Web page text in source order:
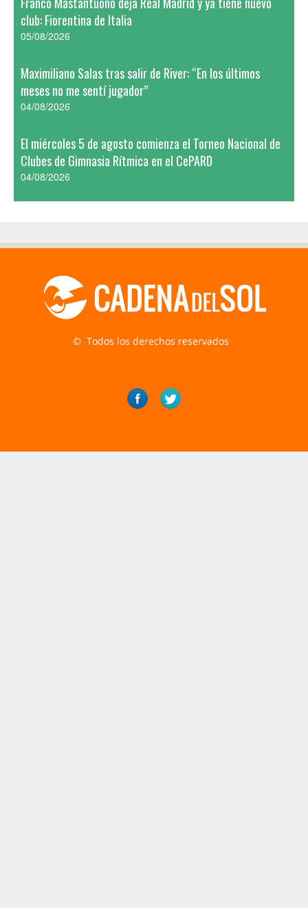
club: Fiorentina de Italia
05/08/2026
Maximiliano Salas tras salir de River: “En los últimos
meses no me sentí jugador”
04/08/2026
El miércoles 5 de agosto comienza el Torneo Nacional de
Clubes de Gimnasia Rítmica en el CePARD
04/08/2026